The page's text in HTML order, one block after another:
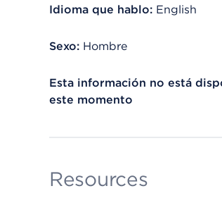
Idioma que hablo: English
Sexo: Hombre
Esta información no está
este momento
Resources